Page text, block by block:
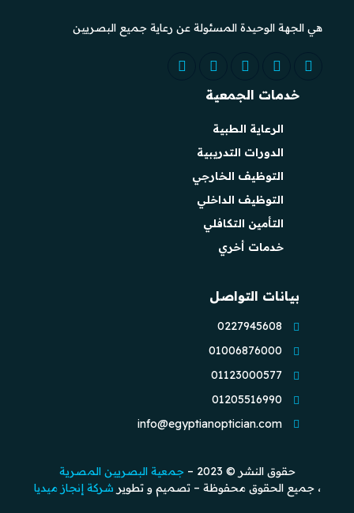
هي الجهة الوحيدة المسئولة عن رعاية جميع البصريين
خدمات الجمعية
الرعاية الطبية
الدورات التدريبية
التوظيف الخارجي
التوظيف الداخلي
التأمين التكافلي
خدمات أخري
بيانات التواصل
0227945608
01006876000
01123000577
01205516990
info@egyptianoptician.com
حقوق النشر © 2023 –
جمعية البصريين المصرية
، جميع الحقوق محفوظة – تصميم و تطوير شركة إنجاز ميديا